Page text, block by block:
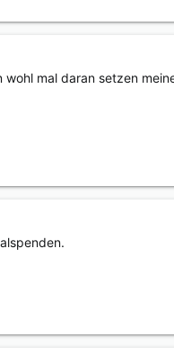
mal daran setzen